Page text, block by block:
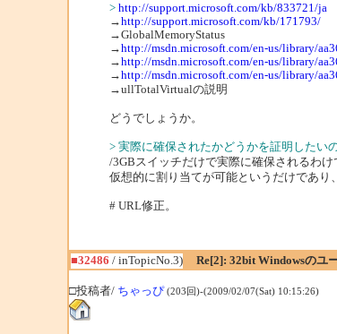
> http://support.microsoft.com/kb/833721/ja
→http://support.microsoft.com/kb/171793/
→GlobalMemoryStatus
→http://msdn.microsoft.com/en-us/library/
→http://msdn.microsoft.com/en-us/library/
→http://msdn.microsoft.com/en-us/library/
→ullTotalVirtualの説明
どうでしょうか。
> 実際に確保されたかどうかを証明したい
/3GBスイッチだけで実際に確保されるわけ
仮想的に割り当てが可能というだけであり
# URL修正。
■32486 / inTopicNo.3)
Re[2]: 32bit Windowsのユ
□投稿者/ ちゃっぴ (203回)-(2009/02/07(Sat) 10:15:26)